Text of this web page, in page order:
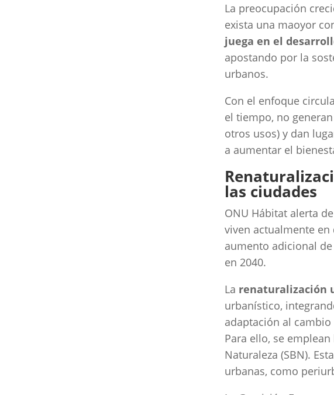
La preocupación
exista una maoyor
juega en el
apostando por la
urbanos.
Con el enfoque
el tiempo, no
otros usos) y dan
a aumentar el
las ciudades
ONU Hábitat alerta
viven actualmente
aumento adicional
en 2040.
La renaturalización
urbanístico,
adaptación al
Para ello, se
Naturaleza (SBN).
urbanas, como